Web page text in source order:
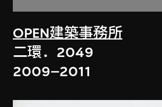
OPEN建築事務所
二環．2049
2009–2011